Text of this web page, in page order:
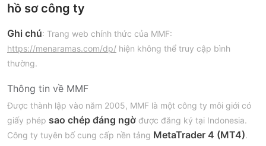
hồ sơ công ty
Ghi chú: Trang web chính thức của MMF:
https://menaramas.com/dp/ hiện không thể truy cập bình
thường.
Thông tin về MMF
Được thành lập vào năm 2005, MMF là một công ty môi giới có
giấy phép sao chép đáng ngờ được đăng ký tại Indonesia.
Công ty tuyên bố cung cấp nền tảng MetaTrader 4 (MT4).